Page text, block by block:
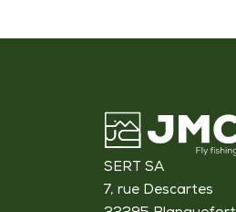
SERT SA
7, rue Descartes